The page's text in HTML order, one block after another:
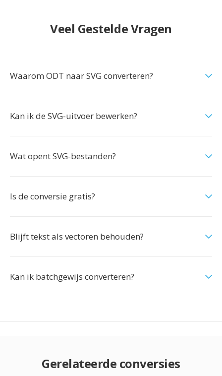
Veel Gestelde Vragen
Waarom ODT naar SVG converteren?
Kan ik de SVG-uitvoer bewerken?
Wat opent SVG-bestanden?
Is de conversie gratis?
Blijft tekst als vectoren behouden?
Kan ik batchgewijs converteren?
Gerelateerde conversies